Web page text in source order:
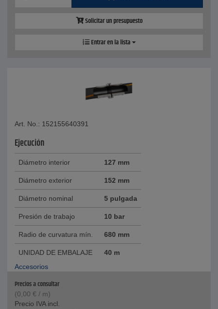
Solicitar un presupuesto
Entrar en la lista
Art. No.: 152155640391
Ejecución
Diámetro interior 127 mm
Diámetro exterior 152 mm
Diámetro nominal 5 pulgada
Presión de trabajo 10 bar
Radio de curvatura mín. 680 mm
UNIDAD DE EMBALAJE
40 m
Accesorios
Precios a consultar
(0,00 € / m)
Precio IVA incl.